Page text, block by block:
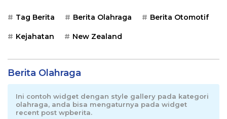
Tag Berita Berita Olahraga Berita Otomotif
Kejahatan New Zealand
Berita Olahraga
Ini contoh widget dengan style gallery pada kategori
olahraga, anda bisa mengaturnya pada widget
recent post wpberita.